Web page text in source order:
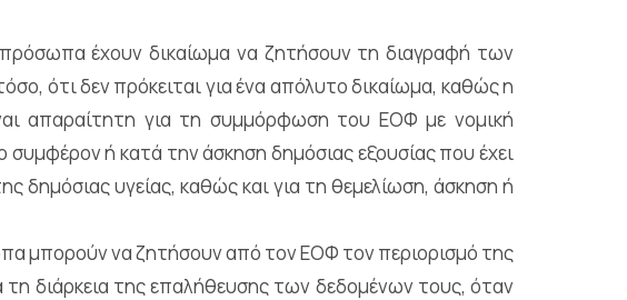
έχουν δικαίωμα να ζητήσουν τη διαγραφή των
ότι δεν πρόκειται για ένα απόλυτο δικαίωμα, καθώς η
απαραίτητη για τη συμμόρφωση του ΕΟΦ με νομική
ή κατά την άσκηση δημόσιας εξουσίας που έχει
δημόσιας υγείας, καθώς και για τη θεμελίωση, άσκηση ή
μπορούν να ζητήσουν από τον ΕΟΦ τον περιορισμό της
διάρκεια της επαλήθευσης των δεδομένων τους, όταν